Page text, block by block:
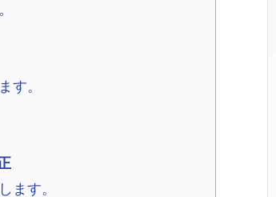
す。
ます。